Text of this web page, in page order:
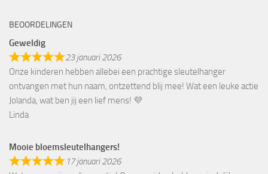
BEOORDELINGEN
Geweldig
23 januari 2026
Onze kinderen hebben allebei een prachtige sleutelhanger
ontvangen met hun naam, ontzettend blij mee! Wat een leuke actie
Jolanda, wat ben jij een lief mens! 💜
Linda
Mooie bloemsleutelhangers!
17 januari 2026